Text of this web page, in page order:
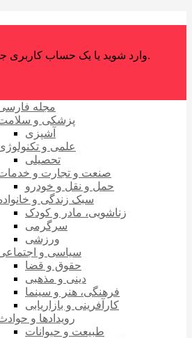
وارد شوید یا یک حساب کاربری جدید ایجاد کنید.
مجله
پزشکی و
آشپزی
علمی و
تحصیلی
صنعت و تجارت و
حمل و نقل و خودرو
سبک زندگی و
زناشویی، مادر و کودک
سرگرمی
ورزشی
سیاسی و
حقوق و قضا
دینی و مذهبی
فرهنگی، هنر و سینما
کارآفرینی و بازاریابی
رویدادها و
طبیعت و حیوانات